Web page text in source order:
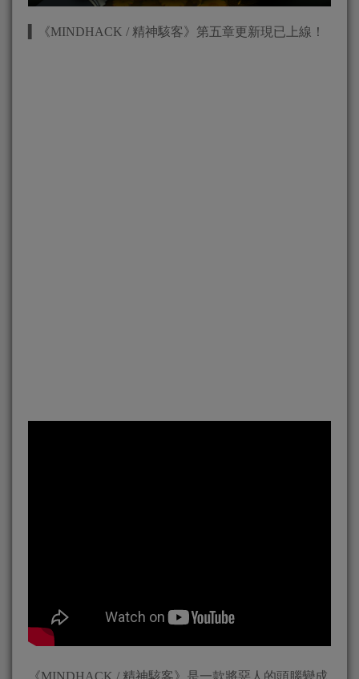
▍《MINDHACK / 精神駭客》第五章更新現已上線！
《MINDHACK / 精神駭客》是一款將惡人的頭腦變成